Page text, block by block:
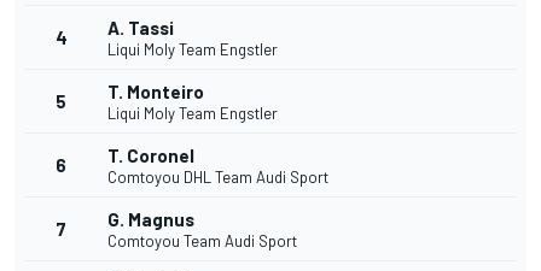
4 A. Tassi
Liqui Moly Team Engstler
5 T. Monteiro
Liqui Moly Team Engstler
6 T. Coronel
Comtoyou DHL Team Audi Sport
7 G. Magnus
Comtoyou Team Audi Sport